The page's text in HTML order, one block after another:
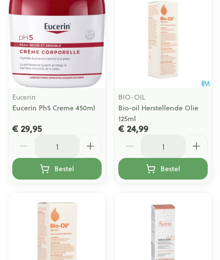
Eucerin
Eucerin Ph5 Creme 450ml
€ 29,95
Bestel
BIO-OIL
Bio-oil Herstellende Olie
125ml
€ 24,99
Bestel